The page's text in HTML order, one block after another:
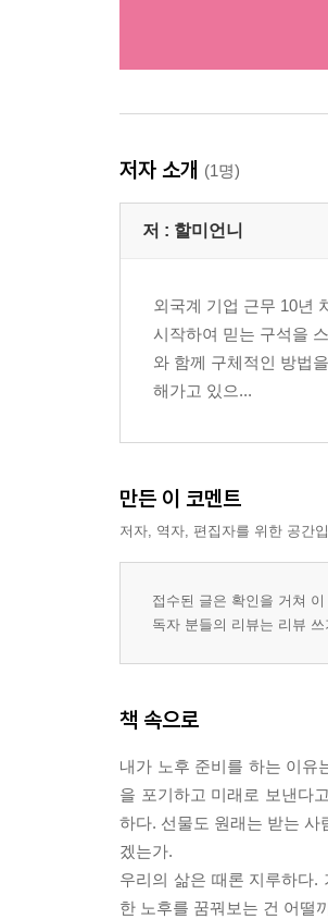
저자 소개 (1명)
저 : 할미언니
외국계 기업 근무 10년
시작하여 믿는 구석을
와 함께 구체적인 방법
해가고 있으...
만든 이 코멘트
저자, 역자, 편집자를 위한 공간
접수된 글은 확인을 거쳐
독자 분들의 리뷰는 리뷰
책 속으로
내가 노후 준비를 하는 이유
을 포기하고 미래로 보낸다
하다. 선물도 원래는 받는
겠는가.
우리의 삶은 때론 지루하다.
한 노후를 꿈꿔보는 건 어떨